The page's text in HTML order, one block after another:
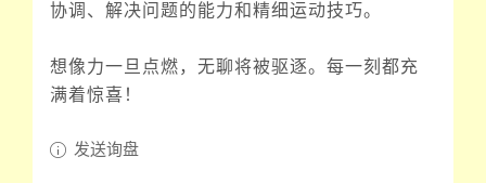
协调、解决问题的能力和精细运动技巧。
想像力一旦点燃，无聊将被驱逐。每一刻都充
满着惊喜！
发送询盘